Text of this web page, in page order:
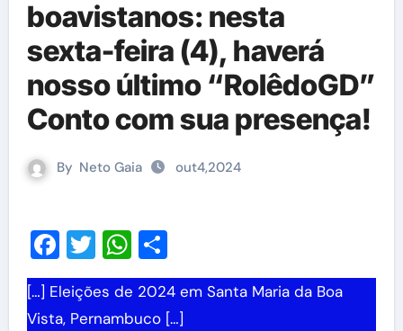
boavistanos: nesta
sexta-feira (4), haverá
nosso último “RolêdoGD”
Conto com sua presença!
By Neto Gaia out4,2024
Facebook
TwitterWhatsApp
Share
[…] Eleições de 2024 em Santa Maria da Boa
Vista, Pernambuco […]